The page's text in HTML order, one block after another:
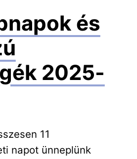
és
2025-
11
napot ünneplünk